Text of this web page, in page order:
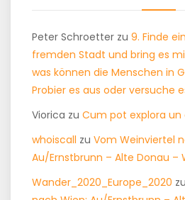
Peter Schroetter zu 9. Finde
fremden Stadt und bring es
was können die Menschen in
Probier es aus oder versuche
Viorica zu Cum pot explora un
whoiscall zu Vom Weinviertel
Au/Ernstbrunn – Alte Donau –
Wander_2020_Europe_2020 zu